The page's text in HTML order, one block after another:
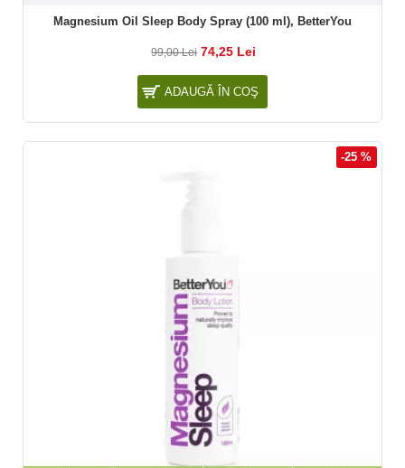
Magnesium Oil Sleep Body Spray (100 ml), BetterYou
99,00 Lei 74,25 Lei
ADAUGĂ ÎN COŞ
-25 %